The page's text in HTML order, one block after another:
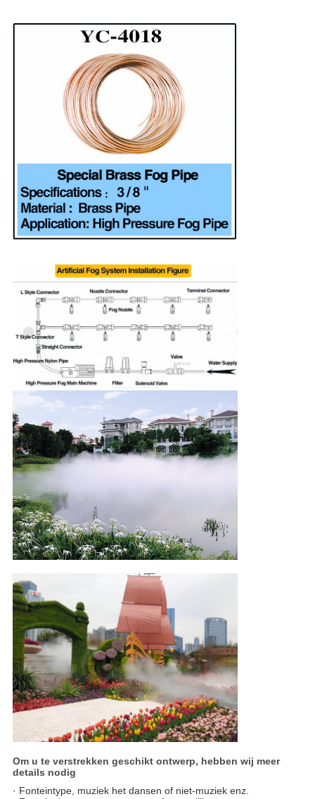
Om u te verstrekken geschikt ontwerp, hebben wij meer
details nodig
· Fonteintype, muziek het dansen of niet-muziek enz.